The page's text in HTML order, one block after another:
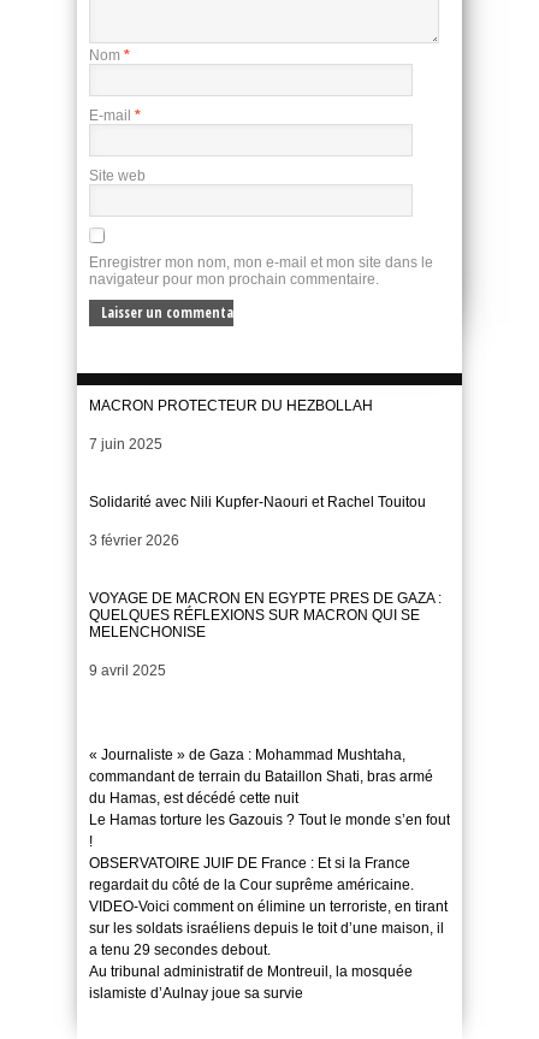
Nom *
E-mail *
Site web
Enregistrer mon nom, mon e-mail et mon site dans le
navigateur pour mon prochain commentaire.
MACRON PROTECTEUR DU HEZBOLLAH
Date
7 juin 2025
Solidarité avec Nili Kupfer-Naouri et Rachel Touitou
Date
3 février 2026
VOYAGE DE MACRON EN EGYPTE PRES DE GAZA :
QUELQUES RÉFLEXIONS SUR MACRON QUI SE
MELENCHONISE
Date
9 avril 2025
« Journaliste » de Gaza : Mohammad Mushtaha,
commandant de terrain du Bataillon Shati, bras armé
du Hamas, est décédé cette nuit
Le Hamas torture les Gazouis ? Tout le monde s’en fout
!
OBSERVATOIRE JUIF DE France : Et si la France
regardait du côté de la Cour suprême américaine.
VIDEO-Voici comment on élimine un terroriste, en tirant
sur les soldats israéliens depuis le toit d’une maison, il
a tenu 29 secondes debout.
Au tribunal administratif de Montreuil, la mosquée
islamiste d’Aulnay joue sa survie